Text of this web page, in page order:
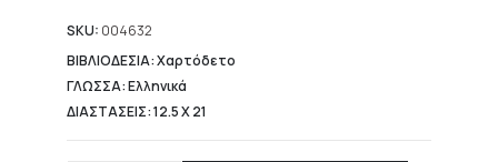
SKU: 004632
ΒΙΒΛΙΟΔΕΣΙΑ: Χαρτόδετο
ΓΛΩΣΣΑ: Ελληνικά
ΔΙΑΣΤΑΣΕΙΣ: 12.5 Χ 21